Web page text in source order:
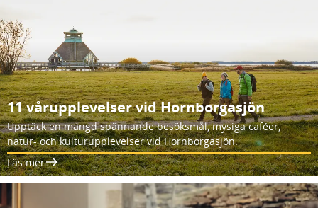
11 vårupplevelser vid Hornborgasjön
Upptäck en mängd spännande besöksmål, mysiga caféer,
natur- och kulturupplevelser vid Hornborgasjön.
Läs mer